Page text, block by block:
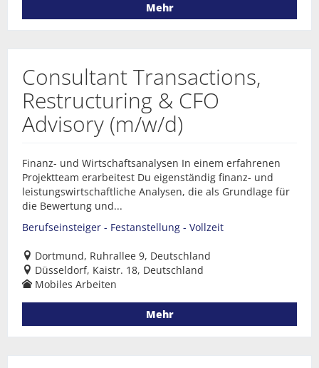
Mehr
Consultant Transactions,
Restructuring & CFO
Advisory (m/w/d)
Finanz- und Wirtschaftsanalysen In einem erfahrenen
Projektteam erarbeitest Du eigenständig finanz- und
leistungswirtschaftliche Analysen, die als Grundlage für
die Bewertung und...
Berufseinsteiger - Festanstellung - Vollzeit
Dortmund, Ruhrallee 9, Deutschland
Düsseldorf, Kaistr. 18, Deutschland
Mobiles Arbeiten
Mehr